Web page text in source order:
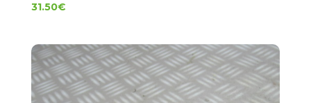
31.50€